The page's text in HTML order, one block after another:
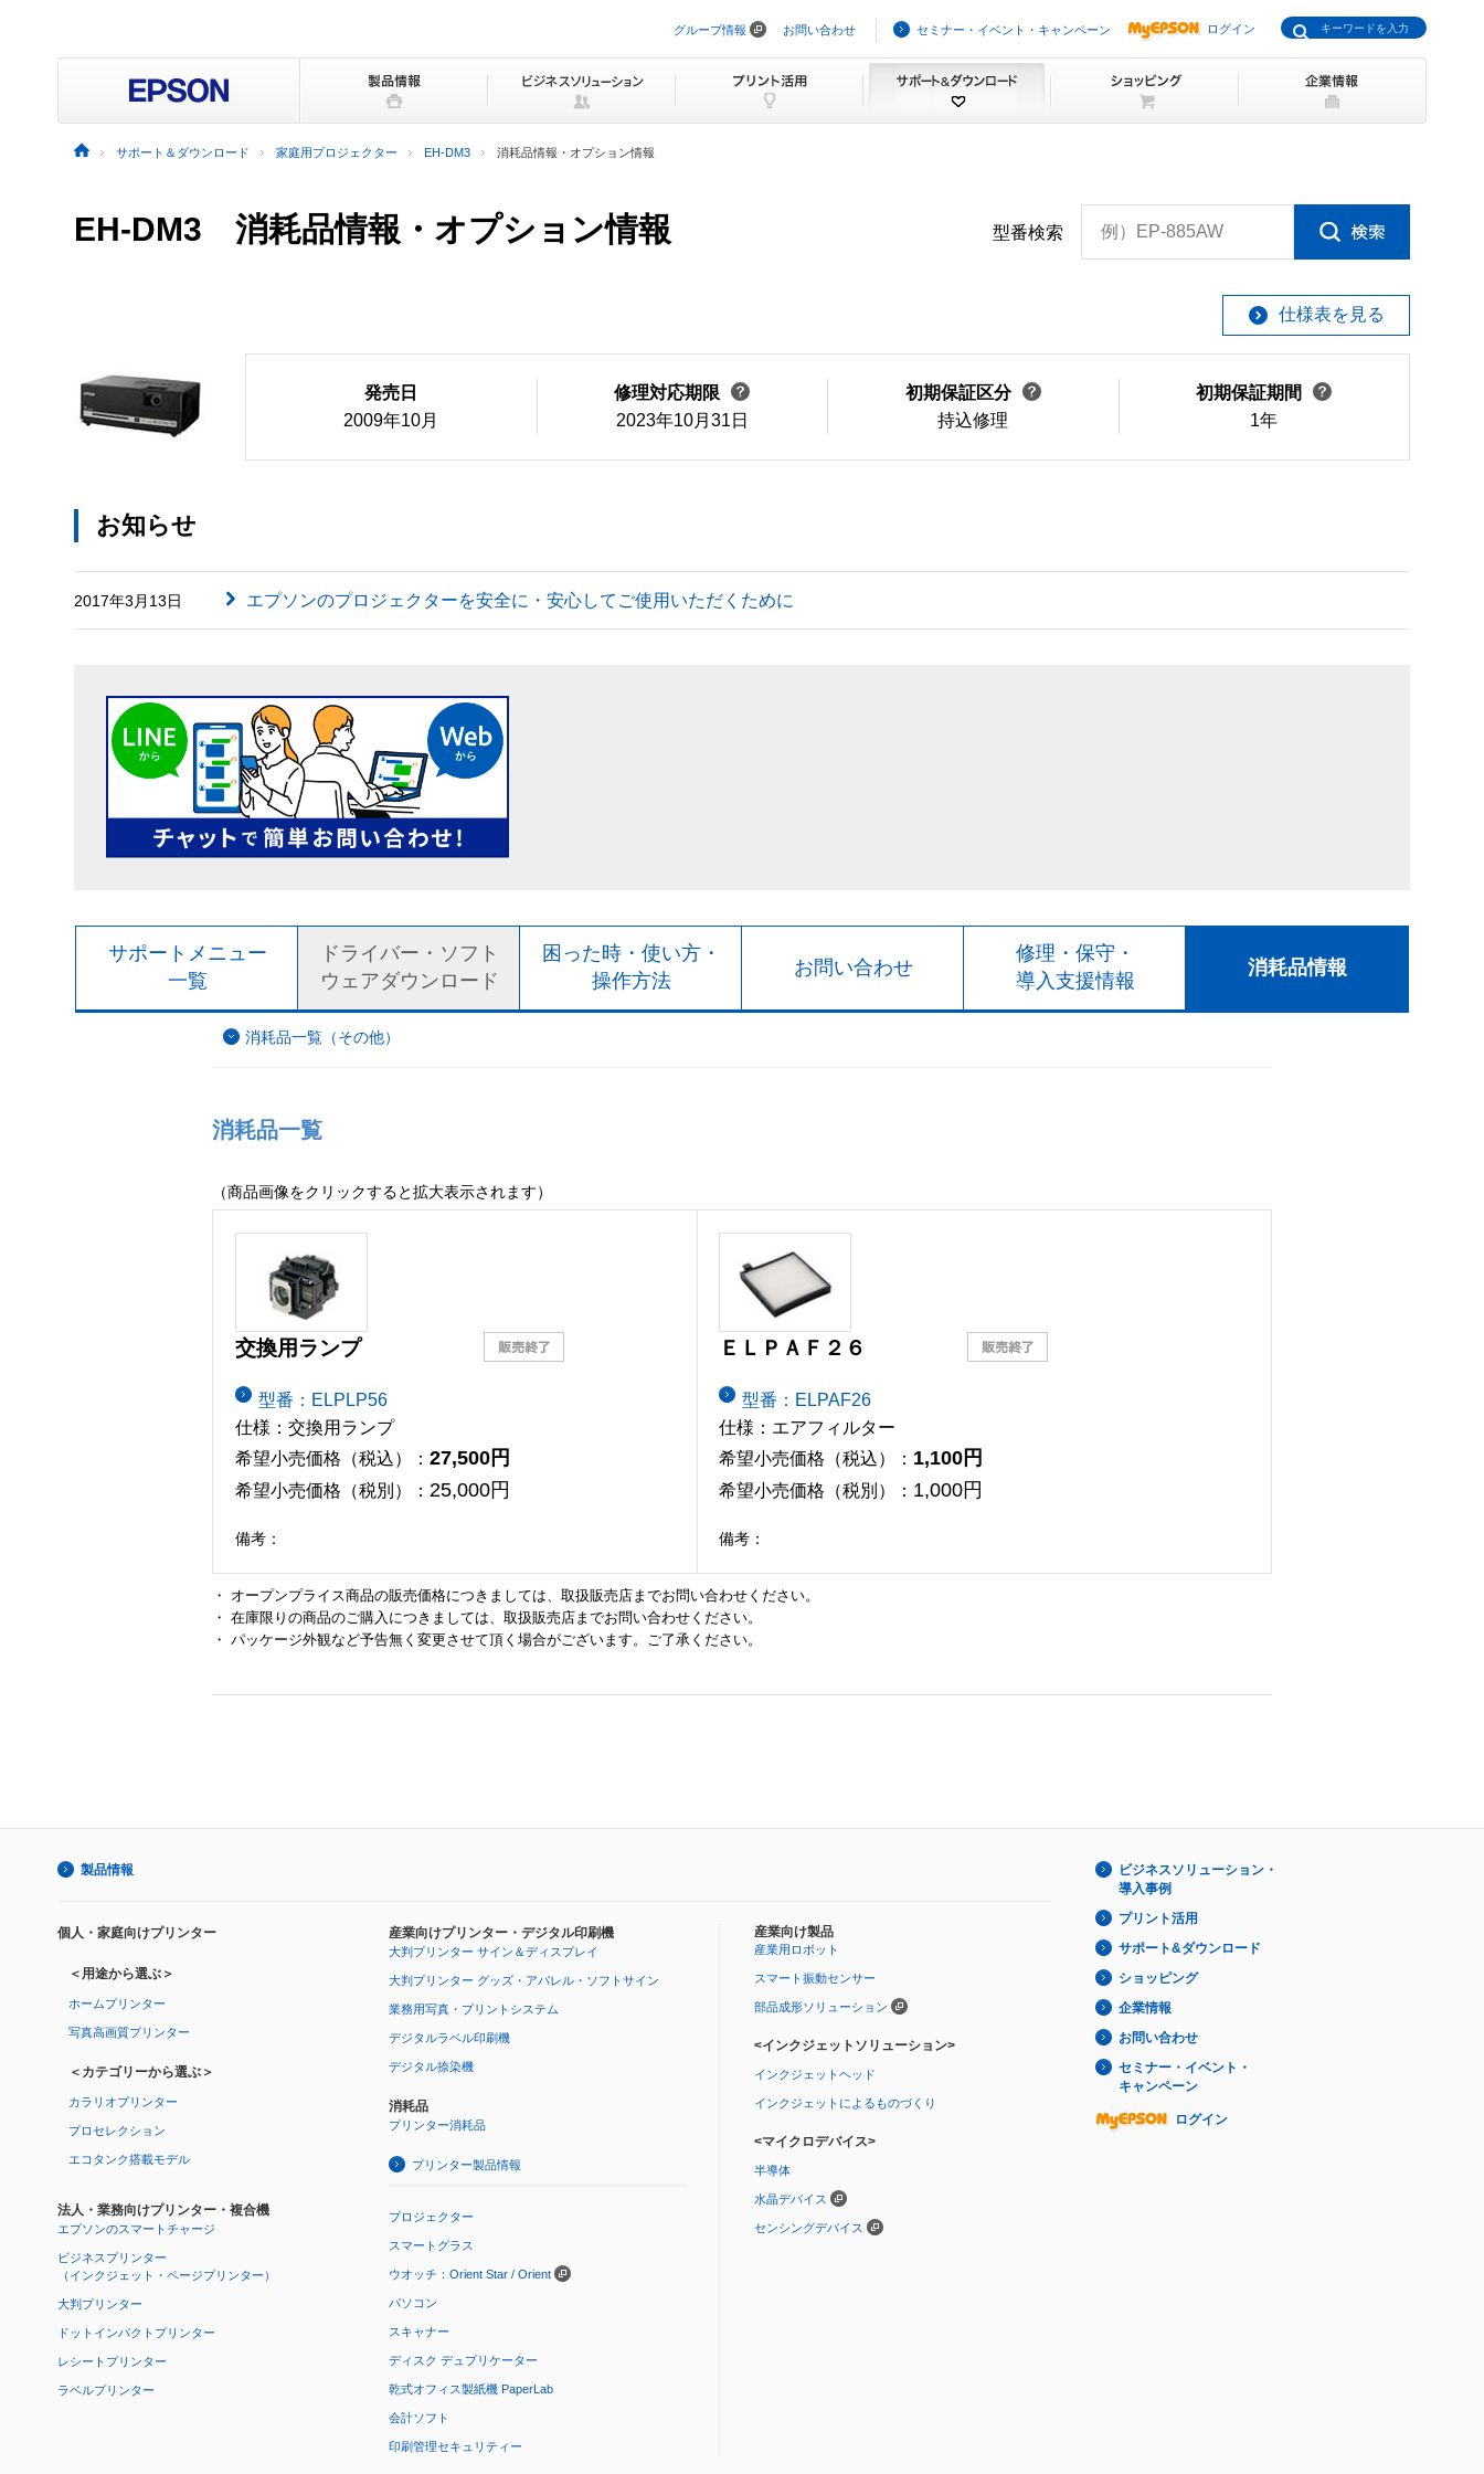
ビ
ョ
ッ
プ
グループ情報 お問い合わせ セミナー・イベント・キャンペーン ログイン
サポート＆ダウンロード 家庭用プロジェクター EH-DM3 消耗品情報・オプション情報
EH-DM3 消耗品情報・オプション情報 型番検索 例）EP-885AW
仕様表を見る
発売日
2009年10月
修理対応期限
2023年10月31日
初期保証区分
持込修理
初期保証期間
1年
お知らせ
2017年3月13日 エプソンのプロジェクターを安全に・安心してご使用いただくために
サポートメニュー
一覧
ドライバー・ソフト
ウェアダウンロード
困った時・使い方・
操作方法
お問い合わせ
修理・保守・
導入支援情報
消耗品情報
消耗品一覧（その他）
消耗品一覧
（商品画像をクリックすると拡大表示されます）
交換用ランプ
型番：ELPLP56
仕様：交換用ランプ
希望小売価格（税込）： 27,500円
希望小売価格（税別）： 25,000円
備考：
ＥＬＰＡＦ２６
型番：ELPAF26
仕様：エアフィルター
希望小売価格（税込）： 1,100円
希望小売価格（税別）： 1,000円
備考：
・ オープンプライス商品の販売価格につきましては、取扱販売店までお問い合わせください。
・ 在庫限りの商品のご購入につきましては、取扱販売店までお問い合わせください。
・ パッケージ外観など予告無く変更させて頂く場合がございます。ご了承ください。
製品情報
個人・家庭向けプリンター
＜用途から選ぶ＞
ホームプリンター
写真高画質プリンター
＜カテゴリーから選ぶ＞
カラリオプリンター
プロセレクション
エコタンク搭載モデル
法人・業務向けプリンター・複合機
エプソンのスマートチャージ
ビジネスプリンター
（インクジェット・ページプリンター）
大判プリンター
ドットインパクトプリンター
レシートプリンター
ラベルプリンター
産業向けプリンター・デジタル印刷機
大判プリンター サイン＆ディスプレイ
大判プリンター グッズ・アパレル・ソフトサイン
業務用写真・プリントシステム
デジタルラベル印刷機
デジタル捺染機
消耗品
プリンター消耗品
プリンター製品情報
プロジェクター
スマートグラス
ウオッチ：Orient Star / Orient
パソコン
スキャナー
ディスク デュプリケーター
乾式オフィス製紙機 PaperLab
会計ソフト
印刷管理セキュリティー
産業向け製品
産業用ロボット
スマート振動センサー
部品成形ソリューション
<インクジェットソリューション>
インクジェットヘッド
インクジェットによるものづくり
<マイクロデバイス>
半導体
水晶デバイス
センシングデバイス
ビジネスソリューション・
導入事例
プリント活用
サポート&ダウンロード
ショッピング
企業情報
お問い合わせ
セミナー・イベント・
キャンペーン
ログイン